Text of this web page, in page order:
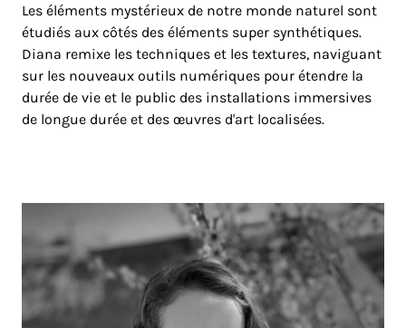
Les éléments mystérieux de notre monde naturel sont
étudiés aux côtés des éléments super synthétiques.
Diana remixe les techniques et les textures, naviguant
sur les nouveaux outils numériques pour étendre la
durée de vie et le public des installations immersives
de longue durée et des œuvres d'art localisées.